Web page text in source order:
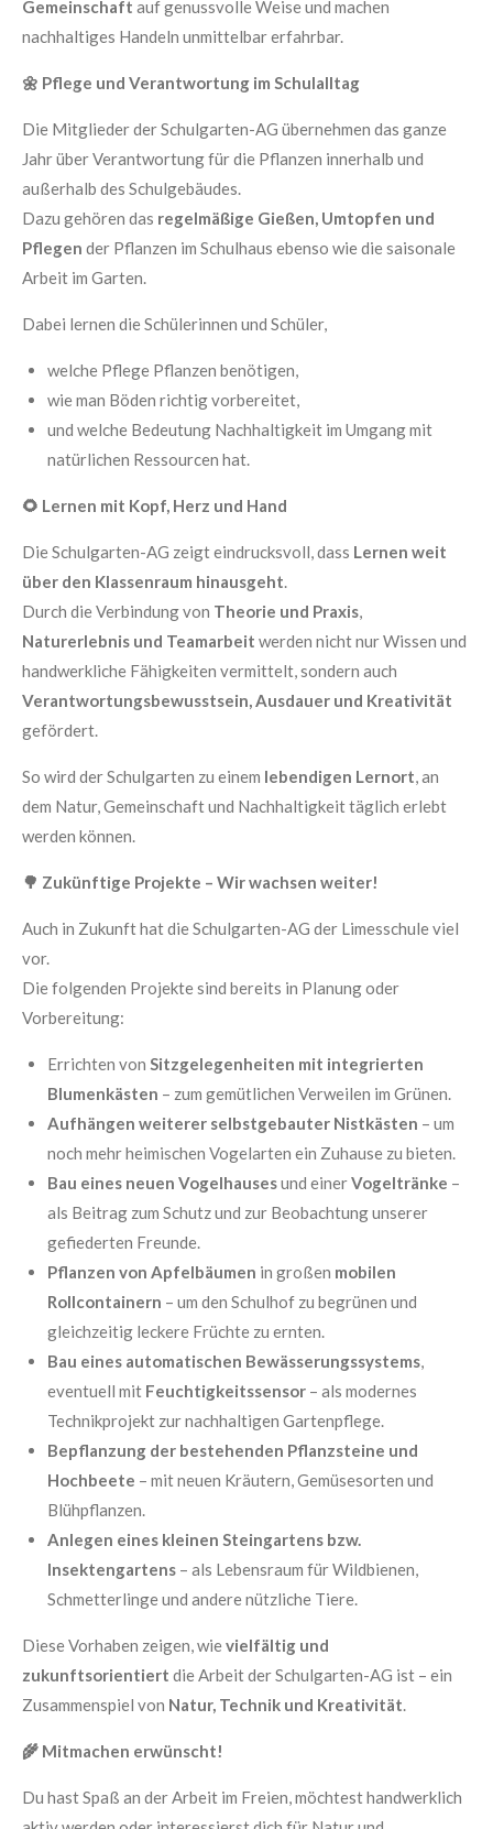
Gemeinschaft auf genussvolle Weise und machen
nachhaltiges Handeln unmittelbar erfahrbar.
🌼 Pflege und Verantwortung im Schulalltag
Die Mitglieder der Schulgarten-AG übernehmen das ganze
Jahr über Verantwortung für die Pflanzen innerhalb und
außerhalb des Schulgebäudes.
Dazu gehören das regelmäßige Gießen, Umtopfen und
Pflegen der Pflanzen im Schulhaus ebenso wie die saisonale
Arbeit im Garten.
Dabei lernen die Schülerinnen und Schüler,
welche Pflege Pflanzen benötigen,
wie man Böden richtig vorbereitet,
und welche Bedeutung Nachhaltigkeit im Umgang mit
natürlichen Ressourcen hat.
🌻 Lernen mit Kopf, Herz und Hand
Die Schulgarten-AG zeigt eindrucksvoll, dass Lernen weit
über den Klassenraum hinausgeht
Durch die Verbindung von Theorie und Praxis
Naturerlebnis und Teamarbeit werden nicht nur Wissen und
handwerkliche Fähigkeiten vermittelt, sondern auch
Verantwortungsbewusstsein, Ausdauer und Kreativität
gefördert.
So wird der Schulgarten zu einem lebendigen Lernort , an
dem Natur, Gemeinschaft und Nachhaltigkeit täglich erlebt
werden können.
🌳 Zukünftige Projekte – Wir wachsen weiter!
Auch in Zukunft hat die Schulgarten-AG der Limesschule viel
vor.
Die folgenden Projekte sind bereits in Planung oder
Vorbereitung:
Errichten von Sitzgelegenheiten mit integrierten
Blumenkästen – zum gemütlichen Verweilen im Grünen.
Aufhängen weiterer selbstgebauter Nistkästen – um
noch mehr heimischen Vogelarten ein Zuhause zu bieten.
Bau eines neuen Vogelhausesund einerVogeltränke –
als Beitrag zum Schutz und zur Beobachtung unserer
gefiederten Freunde.
Pflanzen von Apfelbäumen in großen mobilen
Rollcontainern – um den Schulhof zu begrünen und
gleichzeitig leckere Früchte zu ernten.
Bau eines automatischen Bewässerungssystems,
eventuell mit Feuchtigkeitssensor– als modernes
Technikprojekt zur nachhaltigen Gartenpflege.
Bepflanzung der bestehenden Pflanzsteine und
Hochbeete – mit neuen Kräutern, Gemüsesorten und
Blühpflanzen.
Anlegen eines kleinen Steingartens bzw.
Insektengartens– als Lebensraum für Wildbienen,
Schmetterlinge und andere nützliche Tiere.
Diese Vorhaben zeigen, wievielfältig und
zukunftsorientiert die Arbeit der Schulgarten-AG ist – ein
Zusammenspiel von Natur, Technik und Kreativität
🌾 Mitmachen erwünscht!
Du hast Spaß an der Arbeit im Freien, möchtest handwerklich